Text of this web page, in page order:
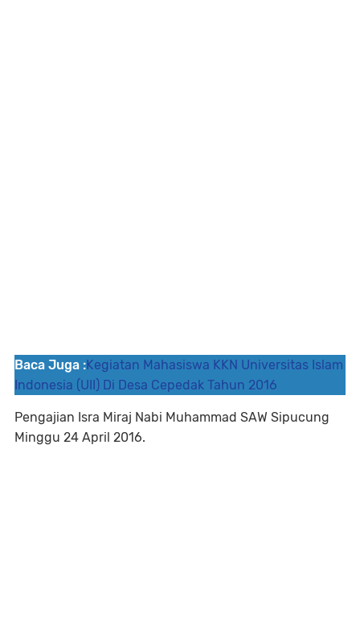
Baca Juga :Kegiatan Mahasiswa KKN Universitas Islam
Indonesia (UII) Di Desa Cepedak Tahun 2016
Pengajian Isra Miraj Nabi Muhammad SAW Sipucung
Minggu 24 April 2016.